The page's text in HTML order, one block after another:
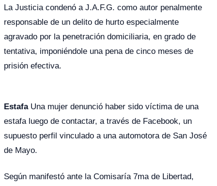
La Justicia condenó a J.A.F.G. como autor penalmente
responsable de un delito de hurto especialmente
agravado por la penetración domiciliaria, en grado de
tentativa, imponiéndole una pena de cinco meses de
prisión efectiva.
Estafa Una mujer denunció haber sido víctima de una
estafa luego de contactar, a través de Facebook, un
supuesto perfil vinculado a una automotora de San José
de Mayo.
Según manifestó ante la Comisaría 7ma de Libertad,